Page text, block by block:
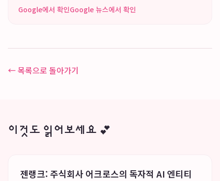
Google에서 확인Google 뉴스에서 확인
← 목록으로 돌아가기
이것도 읽어보세요 💕
젠랭크: 주식회사 어크로스의 독자적 AI 엔티티